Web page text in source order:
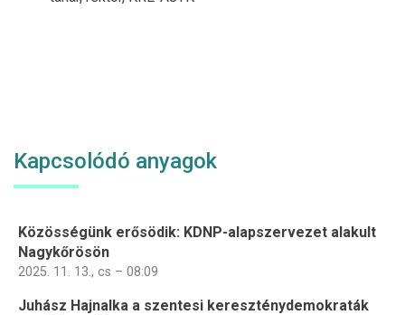
Kapcsolódó anyagok
Közösségünk erősödik: KDNP-alapszervezet alakult
Nagykőrösön
2025. 11. 13., cs – 08:09
Juhász Hajnalka a szentesi kereszténydemokraták